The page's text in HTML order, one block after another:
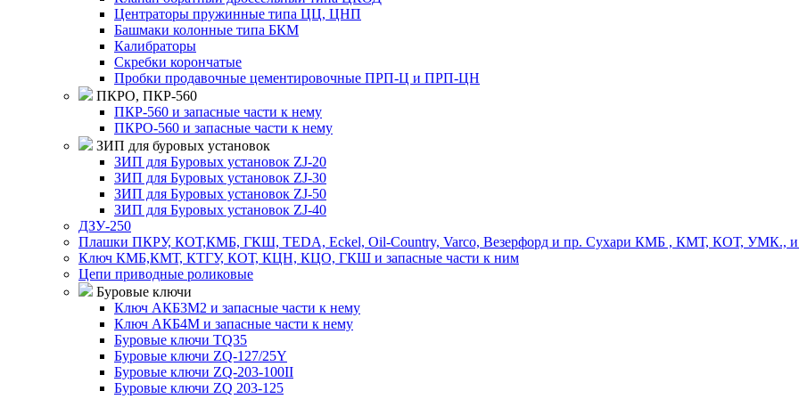
Центраторы пружинные типа ЦЦ, ЦНП
Башмаки колонные типа БКМ
Калибраторы
Скребки корончатые
Пробки продавочные цементировочные ПРП-Ц и ПРП-ЦН
ПКРО, ПКР-560
ПКР-560 и запасные части к нему
ПКРО-560 и запасные части к нему
ЗИП для буровых установок
ЗИП для Буровых установок ZJ-20
ЗИП для Буровых установок ZJ-30
ЗИП для Буровых установок ZJ-50
ЗИП для Буровых установок ZJ-40
ДЗУ-250
Плашки ПКРУ, КОТ,КМБ, ГКШ, TEDA, Eckel, Oil-Country, Varco, Везерфорд и пр. Сухари КМБ , КМТ, КОТ, УМК., и
Ключ КМБ,КМТ, КТГУ, КОТ, КЦН, КЦО, ГКШ и запасные части к ним
Цепи приводные роликовые
Буровые ключи
Ключ АКБ3М2 и запасные части к нему
Ключ АКБ4М и запасные части к нему
Буровые ключи TQ35
Буровые ключи ZQ-127/25Y
Буровые ключи ZQ-203-100II
Буровые ключи ZQ 203-125